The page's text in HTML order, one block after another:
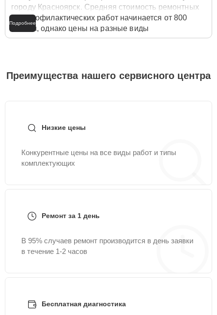
городу Красноярск. Средняя стоимость ремонтных
или профилактических работ начинается от 800
рублей, однако цены на разные виды
комплектующих могут различаться. Полную
службы заботы о клиентах. Для расчета итоговой
стоимости ремонта экшн-камеры достаточно
Подробнее
Преимущества нашего сервисного центра
Низкие цены
Конкурентные цены на все виды работ и типы
комплектующих
Ремонт за 1 день
В 95% случаев ремонт производится в день заявки
в течение 1-2 часов
Бесплатная диагностика